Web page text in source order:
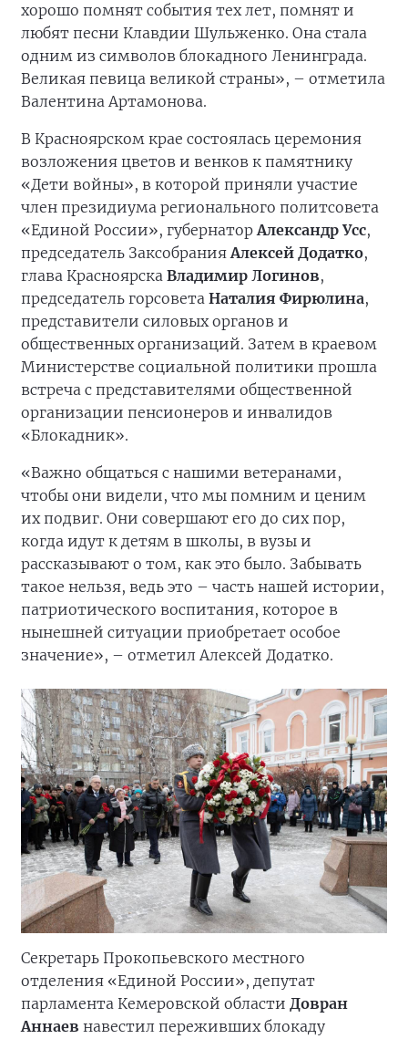
хорошо помнят события тех лет, помнят и
любят песни Клавдии Шульженко. Она стала
одним из символов блокадного Ленинграда.
Великая певица великой страны», – отметила
Валентина Артамонова.
В Красноярском крае состоялась церемония
возложения цветов и венков к памятнику
«Дети войны», в которой приняли участие
член президиума регионального политсовета
«Единой России», губернаторАлександр Усс,
председатель ЗаксобранияАлексей Додатко,
глава Красноярска Владимир Логинов,
председатель горсовета Наталия Фирюлина,
представители силовых органов и
общественных организаций. Затем в краевом
Министерстве социальной политики прошла
встреча с представителями общественной
организации пенсионеров и инвалидов
«Блокадник».
«Важно общаться с нашими ветеранами,
чтобы они видели, что мы помним и ценим
их подвиг. Они совершают его до сих пор,
когда идут к детям в школы, в вузы и
рассказывают о том, как это было. Забывать
такое нельзя, ведь это – часть нашей истории,
патриотического воспитания, которое в
нынешней ситуации приобретает особое
значение», – отметил Алексей Додатко.
Секретарь Прокопьевского местного
отделения «Единой России», депутат
парламента Кемеровской области Довран
Аннаев навестил переживших блокаду